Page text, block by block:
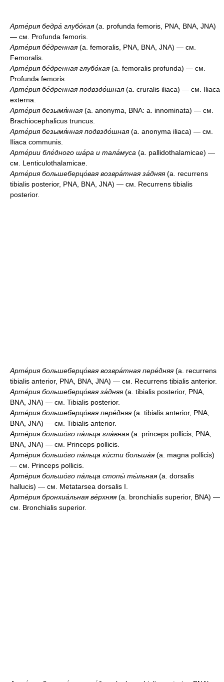
Арте́рия бедра́ глубо́кая(a. profunda femoris, PNA, BNA, JNA)
— см. Profunda femoris.
Арте́рия бе́дренная(a. femoralis, PNA, BNA, JNA) — см.
Femoralis.
Арте́рия бе́дренная глубо́кая(a. femoralis profunda) — см.
Profunda femoris.
Арте́рия бе́дренная подвздо́шная(a. cruralis iliaca) — см. Iliaca
externa.
Арте́рия безымя́нная(a. anonyma, BNA: a. innominata) — см.
Brachiocephalicus truncus.
Арте́рия безымя́нная подвздо́шная(a. anonyma iliaca) — см.
Iliaca communis.
Арте́рии бле́дного ша́ра и тала́муса (a. pallidothalamicae) —
см. Lenticulothalamicae.
Арте́рия большеберцо́вая возвра́тная за́дняя(a. recurrens
tibialis posterior, PNA, BNA, JNA) — см. Recurrens tibialis
posterior.
Арте́рия большеберцо́вая возвра́тная пере́дняя(a. recurrens
tibialis anterior, PNA, BNA, JNA) — см. Recurrens tibialis anterior.
Арте́рия большеберцо́вая за́дняя(a. tibialis posterior, PNA,
BNA, JNA) — см. Tibialis posterior.
Арте́рия большеберцо́вая пере́дняя(a. tibialis anterior, PNA,
BNA, JNA) — см. Tibialis anterior.
Арте́рия большо́го па́льца гла́вная(a. princeps pollicis, PNA,
BNA, JNA) — см. Princeps pollicis.
Арте́рия большо́го па́льца ки́сти больша́я(a. magna pollicis)
— см. Princeps pollicis.
Арте́рия большо́го па́льца стопы́ ты́льная(a. dorsalis
hallucis) — см. Metatarsea dorsalis I.
Арте́рия бронхиа́льная ве́рхняя(a. bronchialis superior, BNA) —
см. Bronchialis superior.